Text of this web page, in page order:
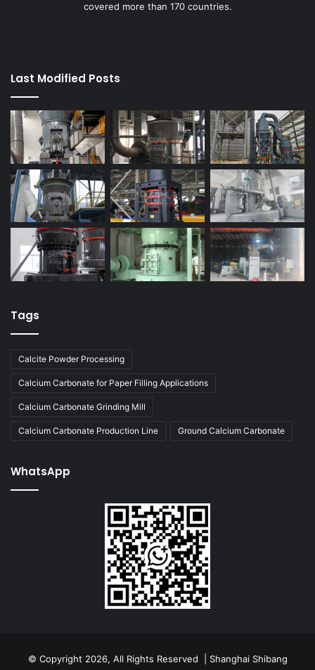
covered more than 170 countries.
Last Modified Posts
Tags
Calcite Powder Processing
Calcium Carbonate for Paper Filling Applications
Calcium Carbonate Grinding Mill
Calcium Carbonate Production Line Ground Calcium Carbonate
WhatsApp
© Copyright 2026, All Rights Reserved | Shanghai Shibang